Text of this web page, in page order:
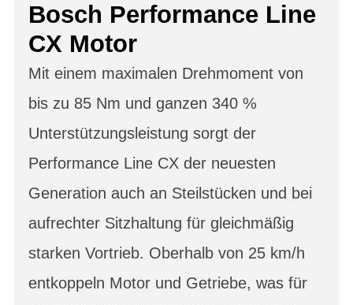
Bosch Performance Line
CX Motor
Mit einem maximalen Drehmoment von
bis zu 85 Nm und ganzen 340 %
Unterstützungsleistung sorgt der
Performance Line CX der neuesten
Generation auch an Steilstücken und bei
aufrechter Sitzhaltung für gleichmäßig
starken Vortrieb. Oberhalb von 25 km/h
entkoppeln Motor und Getriebe, was für